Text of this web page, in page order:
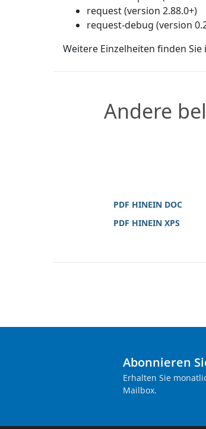
request (version 2.88.0+)
request-debug (version
Weitere Einzelheiten finden Sie
Andere
PDF HINEIN DOC
PDF HINEIN XPS
Abonnieren
Erhalten Sie
Mailbox.